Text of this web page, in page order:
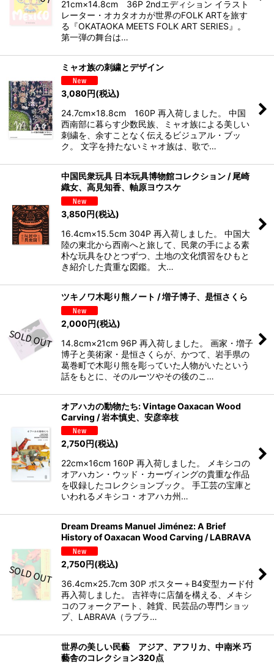
21cm×14.8cm 36P 2ndエディション イラスト
レーター・オカタオカが世界のFOLK ARTを旅す
る『OKATAOKA MEETS FOLK ART SERIES』。
第一弾の舞台は…
ミャオ族の刺繍とデザイン
3,080円(税込)
24.7cm×18.8cm 160P 再入荷しました。 中国
西南部に暮らす少数民族、ミャオ族による美しい
刺繍を、余すことなく伝えるビジュアル・ブッ
ク。 文字を持たないミャオ族は、歌で…
中国民衆玩具 日本玩具博物館コレクション / 尾崎
織女、高見知香、軸原ヨウスケ
3,850円(税込)
16.4cm×15.5cm 304P 再入荷しました。 中国大
陸の東北から西南へと旅して、民衆の手による素
朴な玩具をひとつずつ、土地の文化慣習をひもと
き紹介した貴重な図鑑。 大…
ツキノワ木彫り熊ノート / 増子博子、是恒さくら
2,000円(税込)
14.8cm×21cm 96P 再入荷しました。 画家・増子
博子と美術家・是恒さくらが、かつて、岩手県の
葛巻町で木彫り熊を彫っていた人物がいたという
話をもとに、そのルーツやその後のこ…
オアハカの動物たち: Vintage Oaxacan Wood
Carving / 岩本慎史、安彦幸枝
2,750円(税込)
22cm×16cm 160P 再入荷しました。 メキシコの
オアハカン・ウッド・カーヴィングの貴重な作品
を収録したコレクションブック。 手工芸の宝庫と
いわれるメキシコ・オアハカ州…
Dream Dreams Manuel Jiménez: A Brief
History of Oaxacan Wood Carving / LABRAVA
2,750円(税込)
36.4cm×25.7cm 30P ポスター＋B4変型カード付
再入荷しました。 吉祥寺に店舗を構える、メキシ
コのフォークアート、雑貨、民芸品の専門ショッ
プ、LABRAVA（ラブラ…
世界の美しい民藝 アジア、アフリカ、中南米 巧
藝舎のコレクション320点